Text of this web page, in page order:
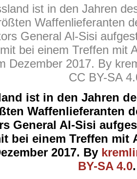
ist in den Jahren
Waffenlieferanten
General Al-Sisi
bei einem Treffen mit
Dezember 2017. By
CC BY-SA
ist in den Jahren
Waffenlieferanten
General Al-Sisi
bei einem Treffen mit
2017. By
BY-SA 4.0.